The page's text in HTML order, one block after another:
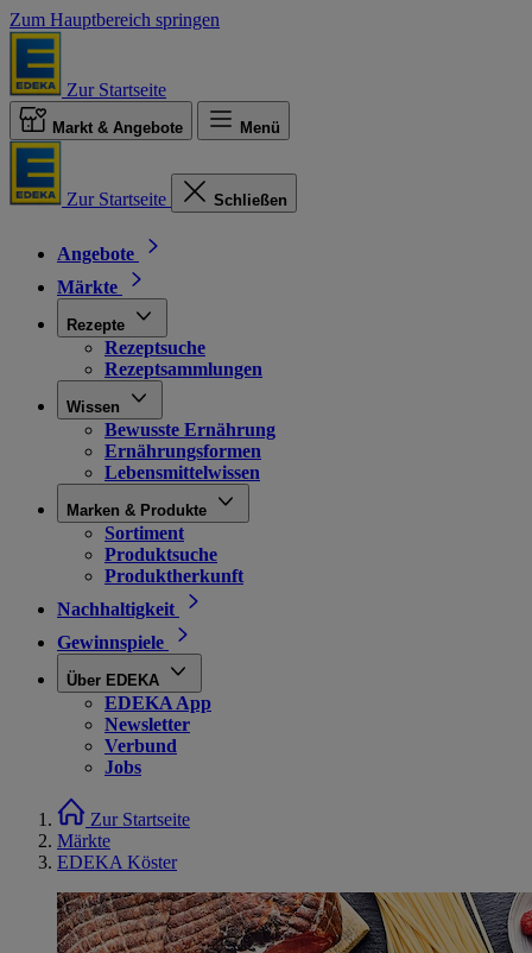
Zum Hauptbereich springen
Zur Startseite
Markt & Angebote Menü
Zur Startseite Schließen
Angebote
Märkte
Rezepte
Rezeptsuche
Rezeptsammlungen
Wissen
Bewusste Ernährung
Ernährungsformen
Lebensmittelwissen
Marken & Produkte
Sortiment
Produktsuche
Produktherkunft
Nachhaltigkeit
Gewinnspiele
Über EDEKA
EDEKA App
Newsletter
Verbund
Jobs
Zur Startseite
Märkte
EDEKA Köster